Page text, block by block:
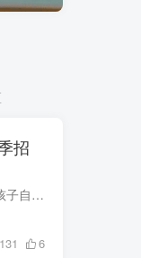
招
阳光洒落园所，童趣填满时光。 在这里，让孩子自由探索,快乐奔跑， 我们用爱和耐心，守护纯真童年 ♥ PART-01 幼儿园介绍 快乐启航 梦启校园 北京市大兴区西岛幼儿园建于2015年9月，是隶...
131 6